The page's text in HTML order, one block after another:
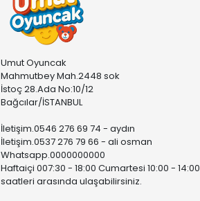
Umut Oyuncak
Mahmutbey Mah.2448 sok
İstoç 28.Ada No:10/12
Bağcılar/İSTANBUL
İletişim.0546 276 69 74 - aydın
İletişim.0537 276 79 66 - ali osman
Whatsapp.0000000000
Haftaiçi 007:30 - 18:00 Cumartesi 10:00 - 14:00
saatleri arasında ulaşabilirsiniz.